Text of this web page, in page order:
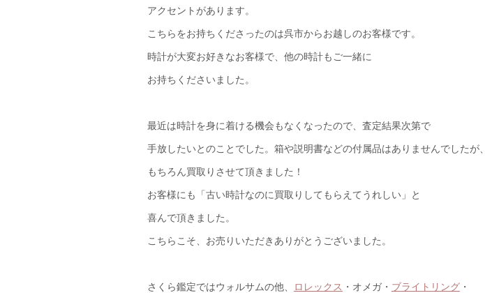
アクセントがあります。
こちらをお持ちくださったのは呉市からお越しのお客様です。
時計が大変お好きなお客様で、他の時計もご一緒に
お持ちくださいました。
最近は時計を身に着ける機会もなくなったので、査定結果次第で
手放したいとのことでした。箱や説明書などの付属品はありませんでしたが、
もちろん買取りさせて頂きました！
お客様にも「古い時計なのに買取りしてもらえてうれしい」と
喜んで頂きました。
こちらこそ、お売りいただきありがとうございました。
さくら鑑定ではウォルサムの他、 ロレックス ・オメガ・ ブライトリング・